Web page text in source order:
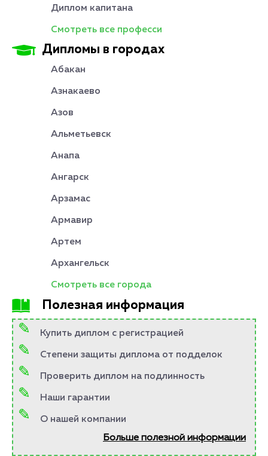
Диплом капитана
Смотреть все професси
Дипломы в городах
Абакан
Азнакаево
Азов
Альметьевск
Анапа
Ангарск
Арзамас
Армавир
Артем
Архангельск
Смотреть все города
Полезная информация
Купить диплом с регистрацией
Степени защиты диплома от подделок
Проверить диплом на подлинность
Наши гарантии
О нашей компании
Больше полезной информации